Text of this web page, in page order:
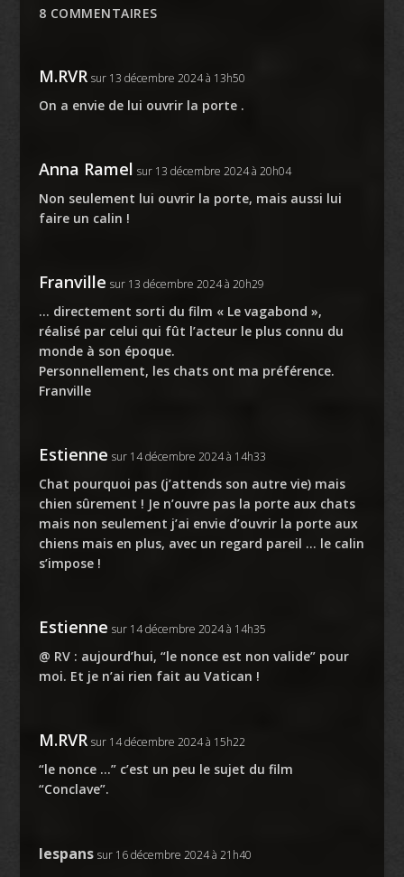
8 COMMENTAIRES
M.RVR sur 13 décembre 2024 à 13h50
On a envie de lui ouvrir la porte .
Anna Ramel sur 13 décembre 2024 à 20h04
Non seulement lui ouvrir la porte, mais aussi lui
faire un calin !
Franville sur 13 décembre 2024 à 20h29
… directement sorti du film « Le vagabond »,
réalisé par celui qui fût l’acteur le plus connu du
monde à son époque.
Personnellement, les chats ont ma préférence.
Franville
Estienne sur 14 décembre 2024 à 14h33
Chat pourquoi pas (j’attends son autre vie) mais
chien sûrement ! Je n’ouvre pas la porte aux chats
mais non seulement j’ai envie d’ouvrir la porte aux
chiens mais en plus, avec un regard pareil … le calin
s’impose !
Estienne sur 14 décembre 2024 à 14h35
@ RV : aujourd’hui, “le nonce est non valide” pour
moi. Et je n’ai rien fait au Vatican !
M.RVR sur 14 décembre 2024 à 15h22
“le nonce …” c’est un peu le sujet du film
“Conclave”.
lespans sur 16 décembre 2024 à 21h40